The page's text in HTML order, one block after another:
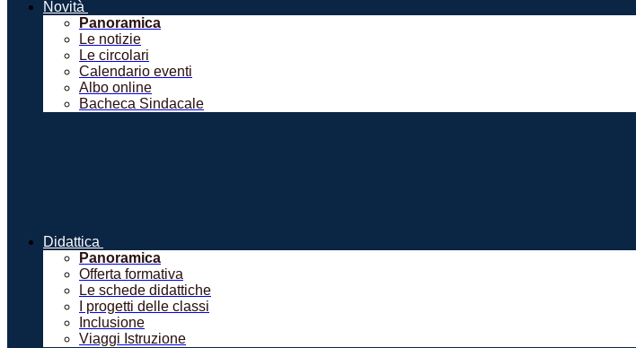
Novità
Panoramica
Le notizie
Le circolari
Calendario eventi
Albo online
Bacheca Sindacale
Didattica
Panoramica
Offerta formativa
Le schede didattiche
I progetti delle classi
Inclusione
Viaggi Istruzione